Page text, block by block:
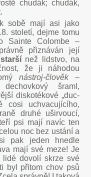
chudák; chudák,
sobě mají asi jako
století, dejme tomu
Sainte Colombe –
přiznáván její
staršínež lidstvo, na
že ji náhodou
nástroj-člověk–
šraml,
diskotékové „duc-
cosi uchvacujícího,
druhé uširvoucí,
psi mají navíc ten
noc bez ustání a
pak jeden hnedle
mají své meze! Je
dovolí skrze své
byl přitom chov psů